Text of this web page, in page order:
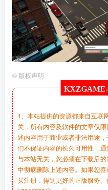
© 版权声明
KXZGAME-
1、本站提供的资源都来自互联
关，所有内容及软件的文章仅
述内容用于商业或者非法用途
们不保证内容的长久可用性，
与本站无关，您必须在下载后
中彻底删除上述内容。如果您
买注册，得到更好的正版服务。